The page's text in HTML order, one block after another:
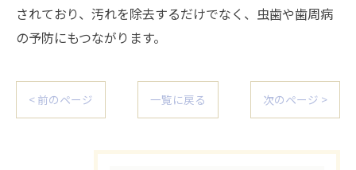
されており、汚れを除去するだけでなく、虫歯や歯周病
の予防にもつながります。
< 前のページ 一覧に戻る 次のページ >